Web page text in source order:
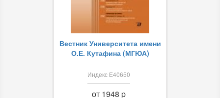
Вестник Университета имени
О.Е. Кутафина (МГЮА)
Индекс Е40650
от 1948 p